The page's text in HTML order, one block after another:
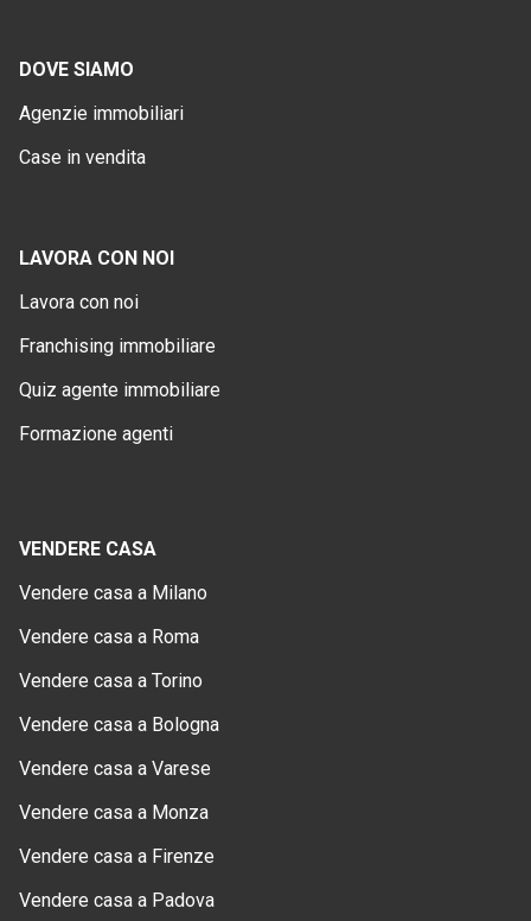
DOVE SIAMO
Agenzie immobiliari
Case in vendita
LAVORA CON NOI
Lavora con noi
Franchising immobiliare
Quiz agente immobiliare
Formazione agenti
VENDERE CASA
Vendere casa a Milano
Vendere casa a Roma
Vendere casa a Torino
Vendere casa a Bologna
Vendere casa a Varese
Vendere casa a Monza
Vendere casa a Firenze
Vendere casa a Padova